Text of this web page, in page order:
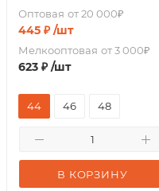
Оптовая от 20 000₽
445 ₽ /шт
Мелкооптовая от 3 000₽
623 ₽ /шт
В КОРЗИНУ
44 46 48